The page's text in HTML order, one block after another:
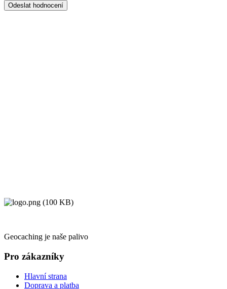
Geocaching je naše palivo
Pro zákazníky
Hlavní strana
Doprava a platba